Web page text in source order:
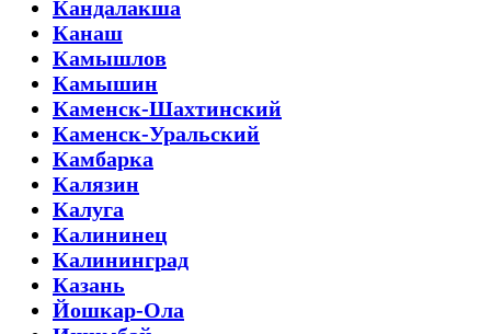
Кандалакша
Канаш
Камышлов
Камышин
Каменск-Шахтинский
Каменск-Уральский
Камбарка
Калязин
Калуга
Калининец
Калининград
Казань
Йошкар-Ола